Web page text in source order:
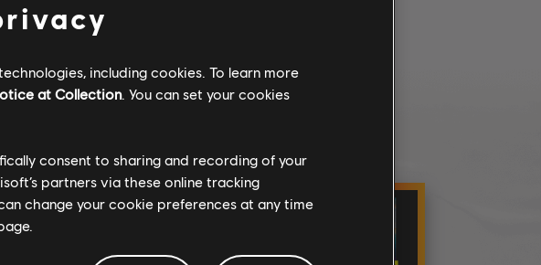
るincluding cookies. To learn more
at Collection. You can set your cookies
consent to sharing and recording of your
partners via these online tracking
change your cookie preferences at any time